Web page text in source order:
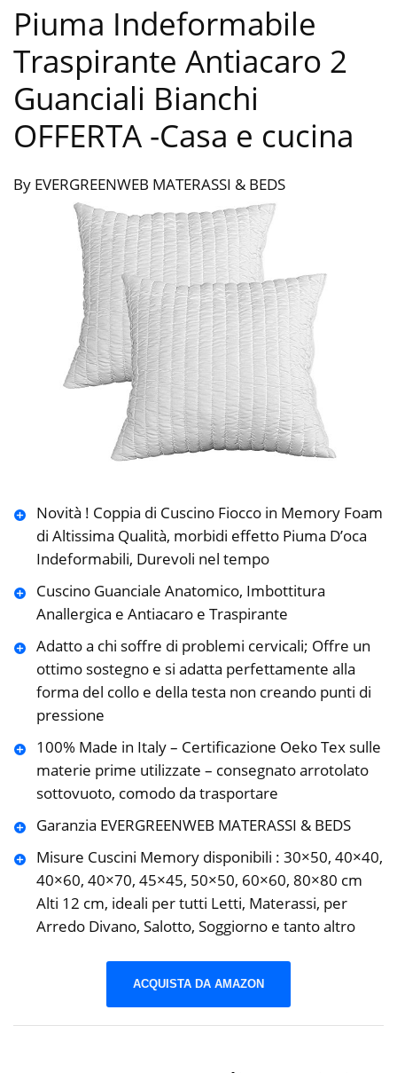
Piuma Indeformabile
Traspirante Antiacaro 2
Guanciali Bianchi
OFFERTA -Casa e cucina
By EVERGREENWEB MATERASSI & BEDS
Novità ! Coppia di Cuscino Fiocco in Memory Foam
di Altissima Qualità, morbidi effetto Piuma D’oca
Indeformabili, Durevoli nel tempo
Cuscino Guanciale Anatomico, Imbottitura
Anallergica e Antiacaro e Traspirante
Adatto a chi soffre di problemi cervicali; Offre un
ottimo sostegno e si adatta perfettamente alla
forma del collo e della testa non creando punti di
pressione
100% Made in Italy – Certificazione Oeko Tex sulle
materie prime utilizzate – consegnato arrotolato
sottovuoto, comodo da trasportare
Garanzia EVERGREENWEB MATERASSI & BEDS ️️️️️
Misure Cuscini Memory disponibili : 30×50, 40×40,
40×60, 40×70, 45×45, 50×50, 60×60, 80×80 cm
Alti 12 cm, ideali per tutti Letti, Materassi, per
Arredo Divano, Salotto, Soggiorno e tanto altro
ACQUISTA DA AMAZON